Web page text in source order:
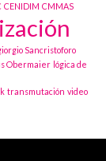
CENIDIM CMMAS
Sancristoforo
Obermaier lógica de
transmutación video